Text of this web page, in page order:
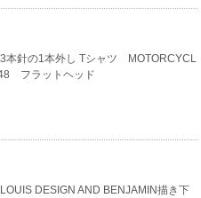
3本針の1本外し Tシャツ MOTORCYCL
フラットヘッド
LOUIS DESIGN AND BENJAMIN描き下